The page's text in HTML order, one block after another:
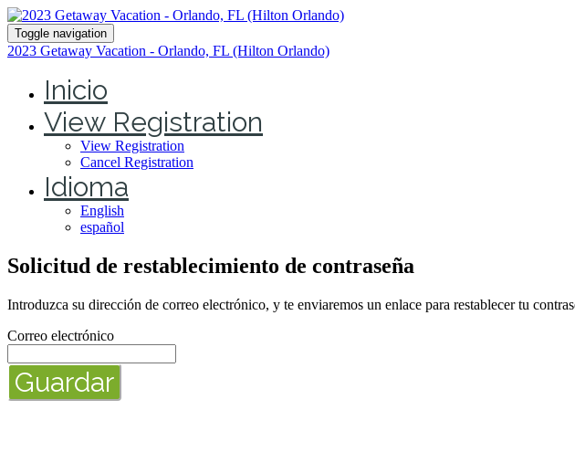
Toggle navigation
2023 Getaway Vacation - Orlando, FL (Hilton Orlando)
Inicio
View Registration
View Registration
Cancel Registration
Idioma
English
español
Solicitud de restablecimiento de contraseña
Introduzca su dirección de correo electrónico, y te enviaremos un enlace para restablecer tu
Correo electrónico
Guardar